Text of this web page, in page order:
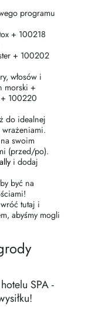
programu
+ 100218
+ 100202
włosów i
morski +
100220
do idealnej
swoim
(przed/po).
i dodaj
być na
tutaj i
abyśmy mogli
SPA -